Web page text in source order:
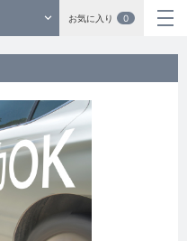
お気に入り 0